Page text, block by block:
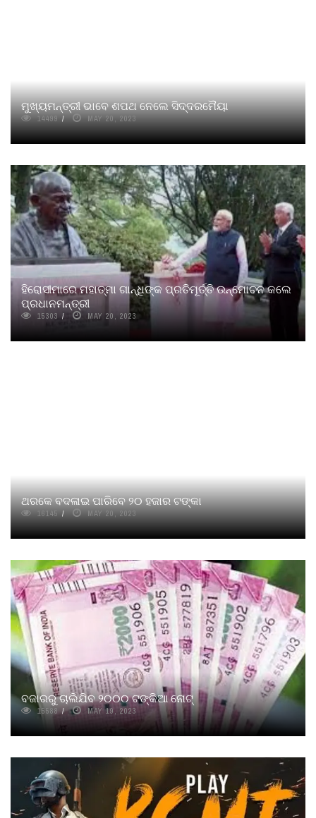
ମୁଖ୍ୟମନ୍ତ୍ରୀ ଭାବେ ଶପଥ ନେଲେ ସିଦ୍ଦରମୈୟା
14499 MAY 20, 2023
ହିରୋସୀମାରେ ମହାତ୍ମା ଗାନ୍ଧିଙ୍କ ପ୍ରତିମୂର୍ତ୍ତି ଉନ୍ମୋଚନ କଲେ
ପ୍ରଧାନମନ୍ତ୍ରୀ
15303 MAY 20, 2023
ଥରକେ ବଦଳାଇ ପାରିବେ ୨୦ ହଜାର ଟଙ୍କା
16145 MAY 20, 2023
ବଜାରରୁ ଚାଲିଯିବ ୨୦୦୦ ଟଙ୍କିଆ ନୋଟ୍
15588 MAY 19, 2023